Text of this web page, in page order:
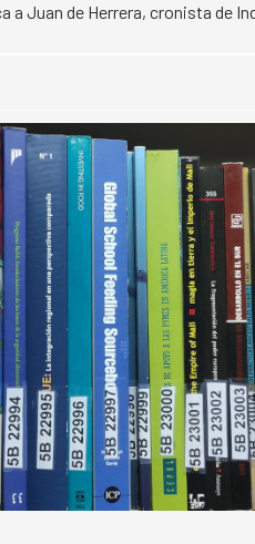
a Juan de Herrera, cronista de